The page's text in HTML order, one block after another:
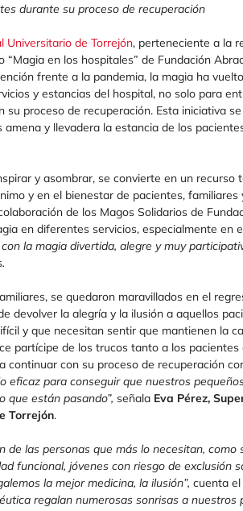
durante su proceso de recuperación
Universitario de Torrejón, perteneciente a la
en los hospitales” de Fundación
frente a la pandemia, la magia ha
y estancias del hospital, no solo para
proceso de recuperación. Esta iniciativa
y llevadera la estancia de los
y asombrar, se convierte en un recurso
y en el bienestar de pacientes, familiares
de los Magos Solidarios de
en diferentes servicios, especialmente en
la magia divertida, alegre y muy
.
se quedaron maravillados en el
devolver la alegría y la ilusión a aquellos
y que necesitan sentir que mantienen la
partícipe de los trucos tanto a los
continuar con su proceso de recuperación
eficaz para conseguir que nuestros
que están pasando”, señala Eva Pérez,
Torrejón.
de las personas que más lo necesitan, como
funcional, jóvenes con riesgo de exclusión
la mejor medicina, la ilusión”, cuenta
regalan numerosas sonrisas a nuestros